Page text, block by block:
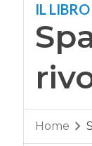
IL LIBRO
Home